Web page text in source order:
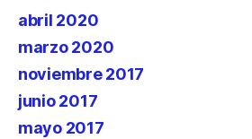
abril 2020
marzo 2020
noviembre 2017
junio 2017
mayo 2017